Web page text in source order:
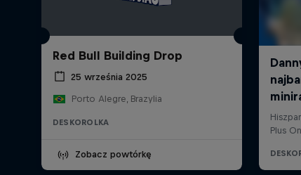
Red Bull Building Drop
25 września 2025
Porto Alegre, Brazylia
DESKOROLKA
Zobacz powtórkę